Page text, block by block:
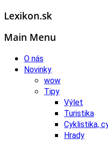
Lexikon.sk
Main Menu
O nás
Novinky
wow
Tipy
Výlet
Turistika
Cyklistika,
Hrady